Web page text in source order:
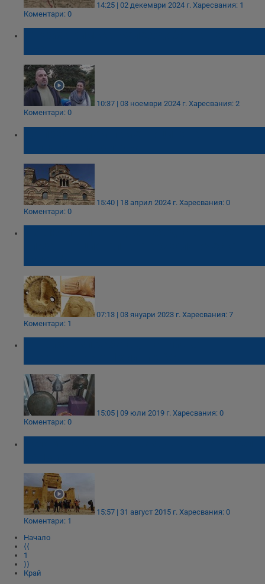
14:25 | 02 декември 2024 г. Харесвания: 1
Коментари: 0
10:37 | 03 ноември 2024 г. Харесвания: 2
Коментари: 0
15:40 | 18 април 2024 г. Харесвания: 0
Коментари: 0
07:13 | 03 януари 2023 г. Харесвания: 7
Коментари: 1
15:05 | 09 юли 2019 г. Харесвания: 0
Коментари: 0
15:57 | 31 август 2015 г. Харесвания: 0
Коментари: 1
Начало
⟨⟨
1
⟩⟩
Край